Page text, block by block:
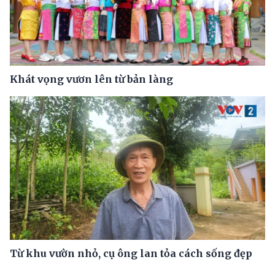
Khát vọng vươn lên từ bản làng
Từ khu vườn nhỏ, cụ ông lan tỏa cách sống đẹp